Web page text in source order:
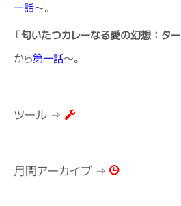
一話～。
「匂いたつカレーなる愛の幻想：ター
から第一話～。
ツール ⇒
月間アーカイブ ⇒